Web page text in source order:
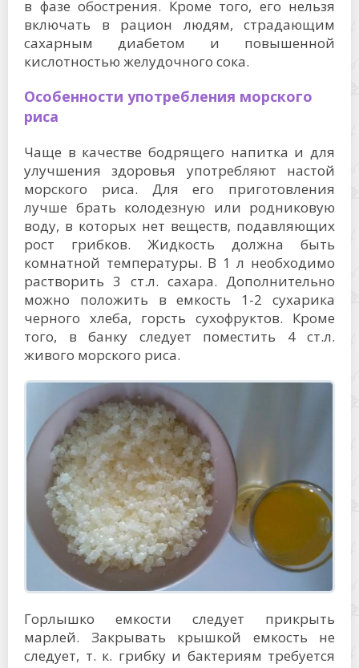
в фазе обострения. Кроме того, его нельзя
включать в рацион людям, страдающим
сахарным диабетом и повышенной
кислотностью желудочного сока.
Особенности употребления морского
риса
Чаще в качестве бодрящего напитка и для
улучшения здоровья употребляют настой
морского риса. Для его приготовления
лучше брать колодезную или родниковую
воду, в которых нет веществ, подавляющих
рост грибков. Жидкость должна быть
комнатной температуры. В 1 л необходимо
растворить 3 ст.л. сахара. Дополнительно
можно положить в емкость 1-2 сухарика
черного хлеба, горсть сухофруктов. Кроме
того, в банку следует поместить 4 ст.л.
живого морского риса.
Горлышко емкости следует прикрыть
марлей. Закрывать крышкой емкость не
следует, т. к. грибку и бактериям требуется